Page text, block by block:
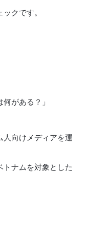
クです。
がある？」
人向けメディアを運
トナムを対象とした